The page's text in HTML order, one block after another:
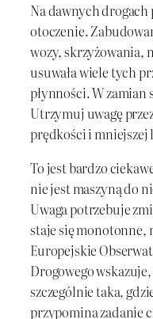
Na dawnych drogach
otoczenie.
wozy, skrzyżowania,
usuwała wiele tych
płynności. W zamian
Utrzymuj uwagę
prędkości i mniejszej
To jest bardzo
nie jest maszyną do
Uwaga potrzebuje
staje się monotonne,
Europejskie
Drogowego
szczególnie taka,
przypomina zadanie